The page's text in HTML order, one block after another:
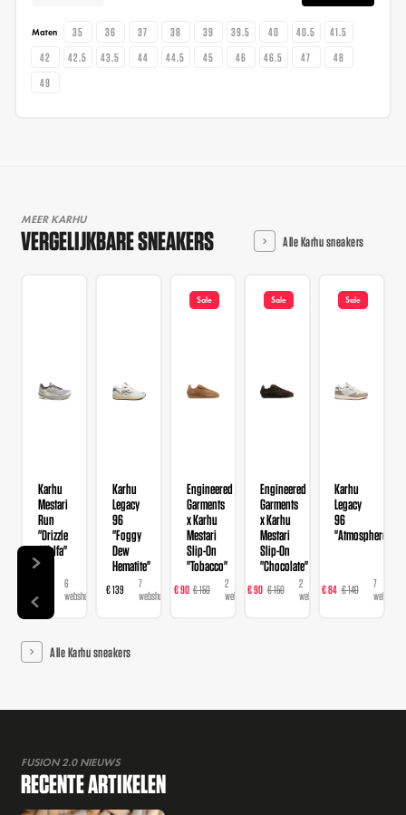
Maten 35 36 37 38 39 39.5 40 40.5
41.5
42
42.5 43.5 44 44.5 45 46 46.5 47
48
49
MEER KARHU
VERGELIJKBARE SNEAKERS Alle Karhu sneakers
Karhu
Mestari
Run
"Drizzle
Alfalfa"
6
webshops
Karhu
Legacy
96
"Foggy
Dew
Hematite"
€ 139
7
webshops
Sale
Engineered
Garments
x Karhu
Mestari
Slip-On
"Tobacco"
€ 90 € 150
2
webshops
Sale
Engineered
Garments
x Karhu
Mestari
Slip-On
"Chocolate"
€ 90 € 150
2
webshops
Sale
Karhu
Legacy
96
"Atmosphere"
€ 84 € 140
7
webshops
Alle Karhu sneakers
FUSION 2.0 NIEUWS
RECENTE ARTIKELEN